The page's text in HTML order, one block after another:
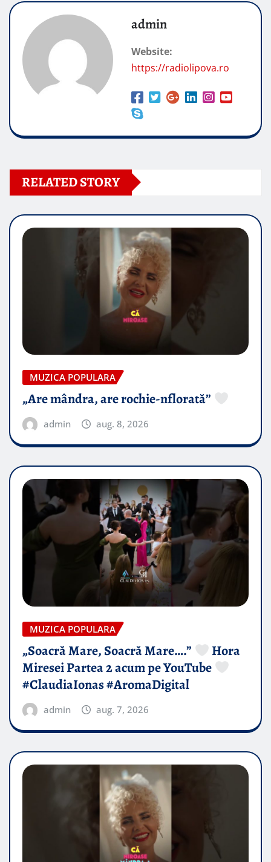
admin
Website:
https://radiolipova.ro
RELATED STORY
MUZICA POPULARA
„Are mândra, are rochie-nflorată”
admin aug. 8, 2026
MUZICA POPULARA
„Soacră Mare, Soacră Mare….”
Hora
Miresei Partea 2 acum pe YouTube
#ClaudiaIonas #AromaDigital
admin aug. 7, 2026